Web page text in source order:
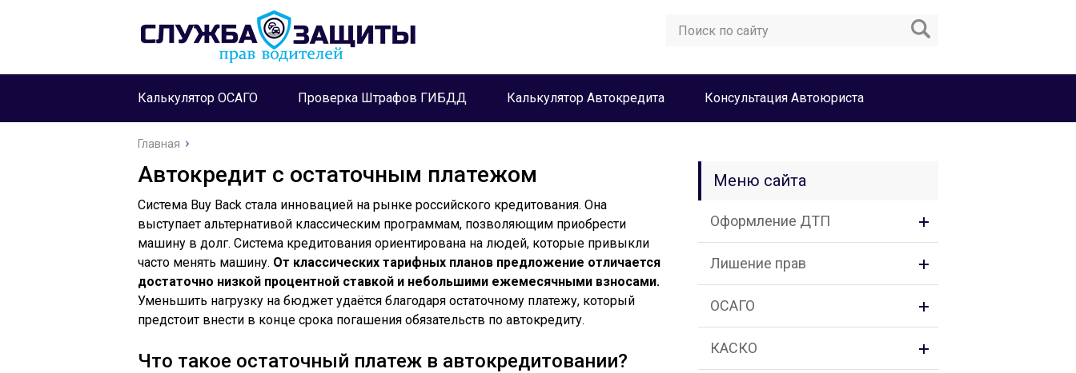
Калькулятор ОСАГО Проверка Штрафов ГИБДД Калькулятор Автокредита Консультация Автоюриста
Главная
Автокредит с остаточным платежом
Система Buy Back стала инновацией на рынке российского кредитования. Она
выступает альтернативой классическим программам, позволяющим приобрести
машину в долг. Система кредитования ориентирована на людей, которые привыкли
часто менять машину. От классических тарифных планов предложение отличается
достаточно низкой процентной ставкой и небольшими ежемесячными взносами.
Уменьшить нагрузку на бюджет удаётся благодаря остаточному платежу, который
предстоит внести в конце срока погашения обязательств по автокредиту.
Что такое остаточный платеж в автокредитовании?
Меню сайта
Оформление ДТП
Лишение прав
ОСАГО
КАСКО